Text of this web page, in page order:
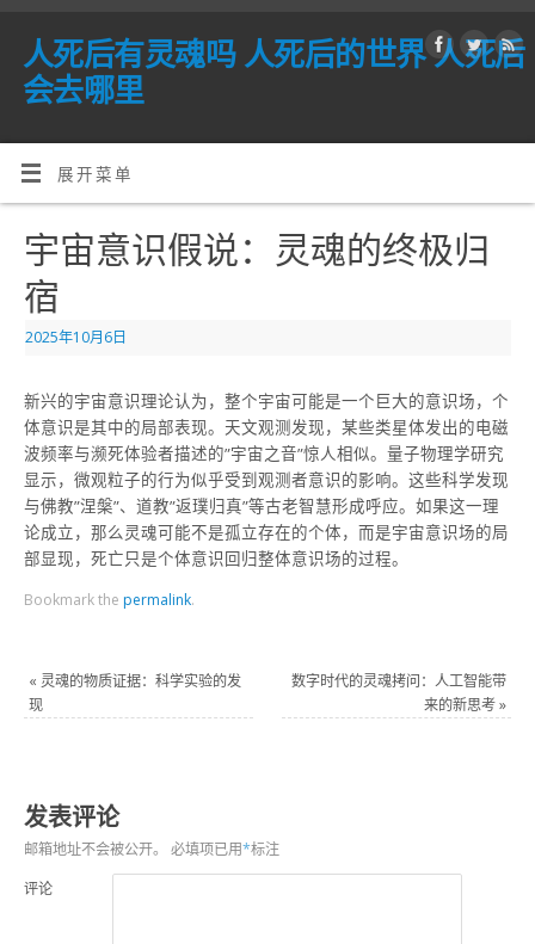
人死后有灵魂吗 人死后的世界 人死后
会去哪里
展开菜单
宇宙意识假说：灵魂的终极归
宿
2025年10月6日
新兴的宇宙意识理论认为，整个宇宙可能是一个巨大的意识场，个
体意识是其中的局部表现。天文观测发现，某些类星体发出的电磁
波频率与濒死体验者描述的”宇宙之音”惊人相似。量子物理学研究
显示，微观粒子的行为似乎受到观测者意识的影响。这些科学发现
与佛教”涅槃”、道教”返璞归真”等古老智慧形成呼应。如果这一理
论成立，那么灵魂可能不是孤立存在的个体，而是宇宙意识场的局
部显现，死亡只是个体意识回归整体意识场的过程。
Bookmark the permalink.
« 灵魂的物质证据：科学实验的发
现
数字时代的灵魂拷问：人工智能带
来的新思考»
发表评论
邮箱地址不会被公开。 必填项已用*标注
评论